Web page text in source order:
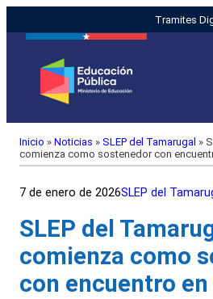
Tramites
Inicio » Noticias » SLEP del Tamarugal »
comienza como sostenedor con
7 de enero de 2026SLEP del
SLEP del
comienza como
con encuentro